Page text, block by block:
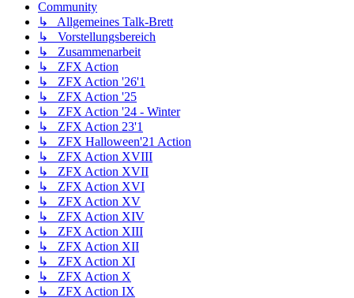
Community
↳ Allgemeines Talk-Brett
↳ Vorstellungsbereich
↳ Zusammenarbeit
↳ ZFX Action
↳ ZFX Action '26'1
↳ ZFX Action '25
↳ ZFX Action '24 - Winter
↳ ZFX Action 23'1
↳ ZFX Halloween'21 Action
↳ ZFX Action XVIII
↳ ZFX Action XVII
↳ ZFX Action XVI
↳ ZFX Action XV
↳ ZFX Action XIV
↳ ZFX Action XIII
↳ ZFX Action XII
↳ ZFX Action XI
↳ ZFX Action X
↳ ZFX Action IX